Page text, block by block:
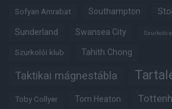
Sofyan Amrabat Southampton
Sunderland Swansea City Szurkoló
Szurkolói klub Tahith Chong
Taktikai mágnestábla
Toby Collyer Tom Heaton